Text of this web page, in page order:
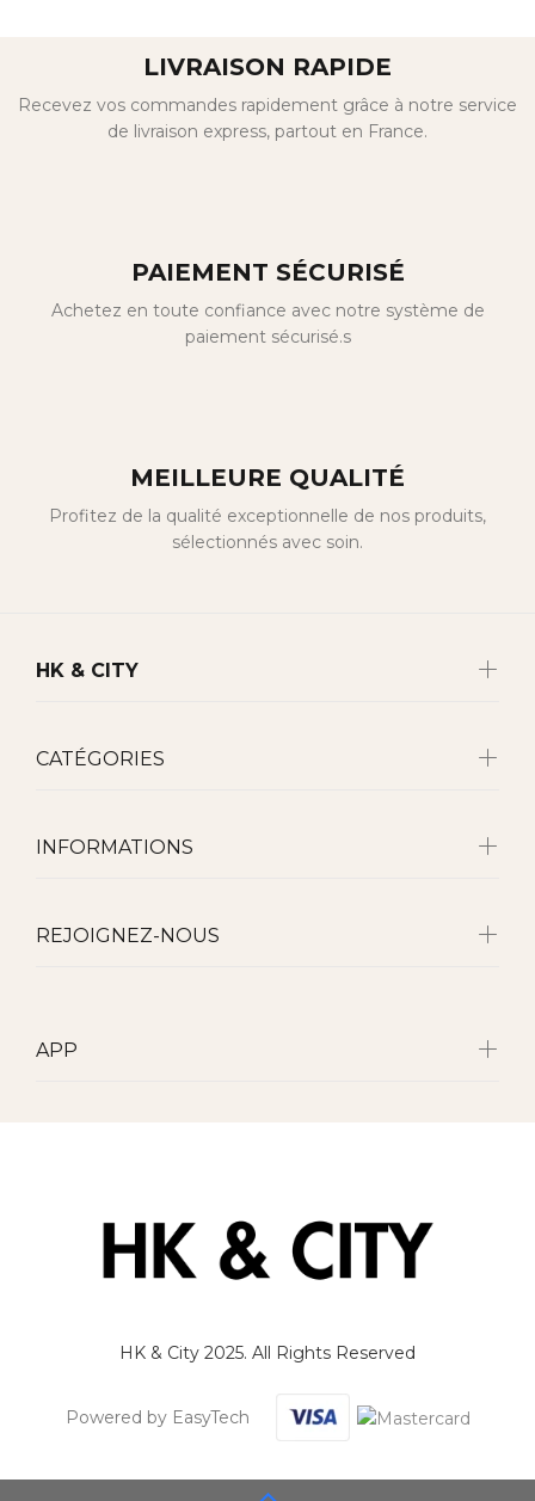
LIVRAISON RAPIDE
Recevez vos commandes rapidement grâce à notre service
de livraison express, partout en France.
PAIEMENT SÉCURISÉ
Achetez en toute confiance avec notre système de
paiement sécurisé.s
MEILLEURE QUALITÉ
Profitez de la qualité exceptionnelle de nos produits,
sélectionnés avec soin.
HK & CITY
CATÉGORIES
INFORMATIONS
REJOIGNEZ-NOUS
APP
HK & City 2025. All Rights Reserved
Powered by EasyTech